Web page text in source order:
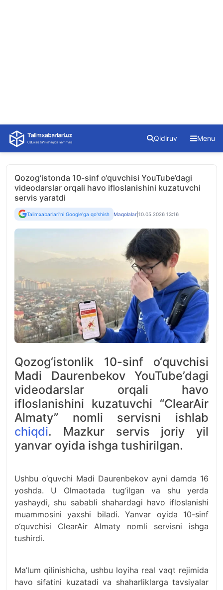
Skip
content
Qidiruv Menu
Qozog‘istonda 10-sinf o‘quvchisi YouTube’dagi
videodarslar orqali havo ifloslanishini kuzatuvchi
servis yaratdi
Talimxabarlari'ni Google'ga qo'shish Maqolalar 10.05.2026 13:16
Qozog‘istonlik 10-sinf o‘quvchisi
Madi Daurenbekov YouTube’dagi
videodarslar orqali havo
ifloslanishini kuzatuvchi “ClearAir
Almaty” nomli servisni ishlab
chiqdi. Mazkur servis joriy yil
yanvar oyida ishga tushirilgan.
Ushbu o‘quvchi Madi Daurenbekov ayni damda 16
yoshda. U Olmaotada tug‘ilgan va shu yerda
yashaydi, shu sababli shahardagi havo ifloslanishi
muammosini yaxshi biladi. Yanvar oyida 10-sinf
o‘quvchisi ClearAir Almaty nomli servisni ishga
tushirdi.
Ma’lum qilinishicha, ushbu loyiha real vaqt rejimida
havo sifatini kuzatadi va shaharliklarga tavsiyalar